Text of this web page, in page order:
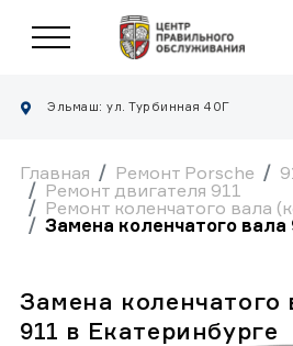
Эльмаш: ул. Турбинная 40Г
Главная Ремонт Porsche
Ремонт двигателя 911
Ремонт коленчатого вала
Замена коленчатого вала
Замена коленчатого
911 в Екатеринбурге